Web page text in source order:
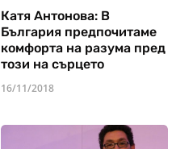
Катя Антонова: В
България предпочитаме
комфорта на разума пред
този на сърцето
16/11/2018